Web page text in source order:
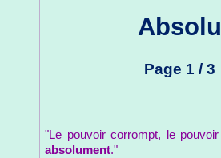
Absolu
Page 1 / 3
"Le pouvoir corrompt, le pouvoir
absolument."